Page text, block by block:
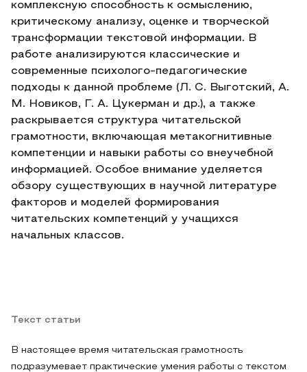
комплексную способность к осмыслению,
критическому анализу, оценке и творческой
трансформации текстовой информации. В
работе анализируются классические и
современные психолого-педагогические
подходы к данной проблеме (Л. С. Выготский, А.
М. Новиков, Г. А. Цукерман и др.), а также
раскрывается структура читательской
грамотности, включающая метакогнитивные
компетенции и навыки работы со внеучебной
информацией. Особое внимание уделяется
обзору существующих в научной литературе
факторов и моделей формирования
читательских компетенций у учащихся
начальных классов.
Текст статьи
В настоящее время читательская грамотность
подразумевает практические умения работы с текстом